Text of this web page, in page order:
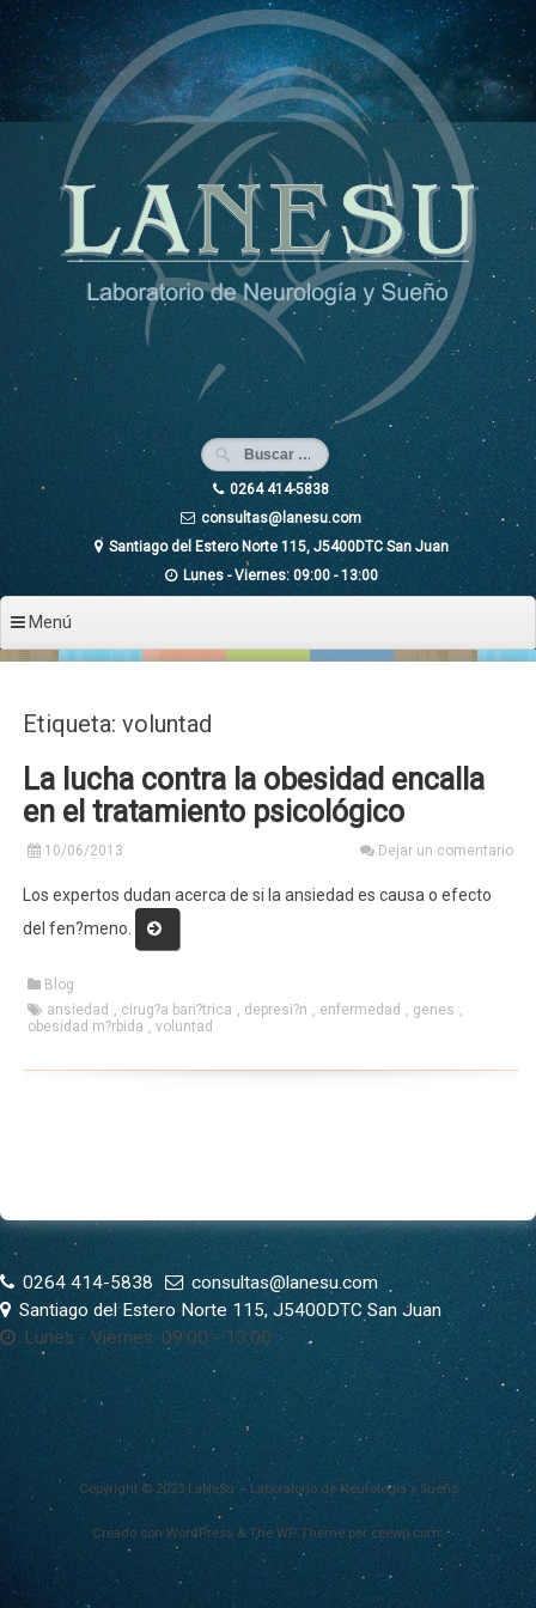
Ir
al
contenido
0264 414-5838
consultas@lanesu.com
Santiago del Estero Norte 115, J5400DTC San Juan
Lunes - Viernes: 09:00 - 13:00
Menú
Etiqueta: voluntad
La lucha contra la obesidad encalla
en el tratamiento psicológico
10/06/2013 Dejar un comentario
Los expertos dudan acerca de si la ansiedad es causa o efecto
del fen?meno.
«La
lucha
la
obesidad
Blog
ansiedad , cirug?a bari?trica , depresi?n , enfermedad , genes ,
obesidad m?rbida ,voluntad
0264 414-5838
consultas@lanesu.com
Santiago del Estero Norte 115, J5400DTC San Juan
Lunes - Viernes: 09:00 - 13:00
Copyright © 2023 LaNeSu – Laboratorio de Neurología y Sueño
Creado con WordPress & The WP Theme por ceewp.com.